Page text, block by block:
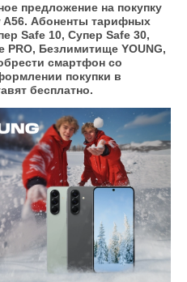
предложение на покупку
A56. Абоненты тарифных
Safe 10, Супер Safe 30,
Безлимитище YOUNG,
смартфон со
покупки в
бесплатно.